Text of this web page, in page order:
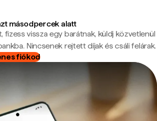
másodpercek alatt
fizess vissza egy barátnak, küldj közvetlenül
Nincsenek rejtett díjak és csáli felárak.
fiókod